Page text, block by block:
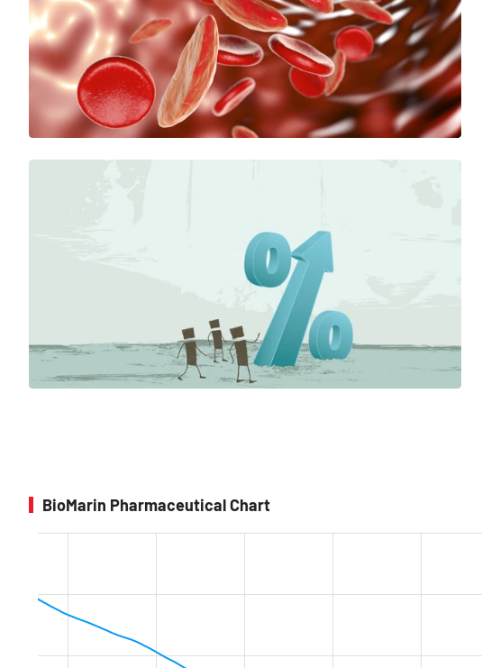
BioMarin Pharmaceutical Chart